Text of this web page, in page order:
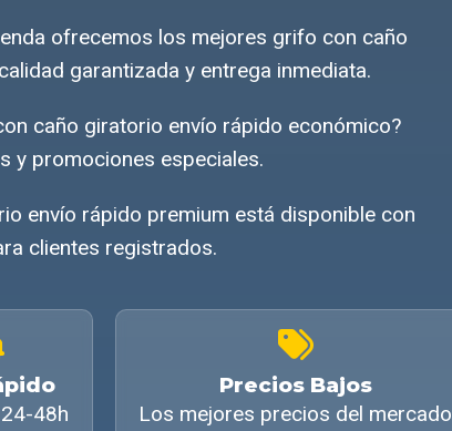
ofrecemos los mejores grifo con caño
garantizada y entrega inmediata.
caño giratorio envío rápido económico?
y promociones especiales.
envío rápido premium está disponible con
clientes registrados.
48h
Precios Bajos
Los mejores precios del mercado